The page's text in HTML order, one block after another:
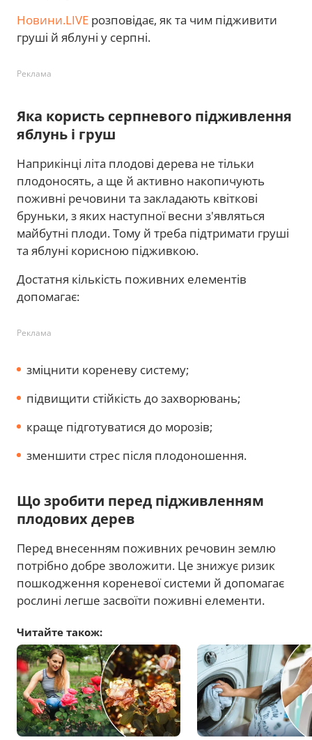
Новини.LIVE розповідає, як та чим підживити
груші й яблуні у серпні.
Реклама
Яка користь серпневого підживлення
яблунь і груш
Наприкінці літа плодові дерева не тільки
плодоносять, а ще й активно накопичують
поживні речовини та закладають квіткові
бруньки, з яких наступної весни з'являться
майбутні плоди. Тому й треба підтримати груші
та яблуні корисною підживкою.
Достатня кількість поживних елементів
допомагає:
Реклама
зміцнити кореневу систему;
підвищити стійкість до захворювань;
краще підготуватися до морозів;
зменшити стрес після плодоношення.
Що зробити перед підживленням
плодових дерев
Перед внесенням поживних речовин землю
потрібно добре зволожити. Це знижує ризик
пошкодження кореневої системи й допомагає
рослині легше засвоїти поживні елементи.
Читайте також: